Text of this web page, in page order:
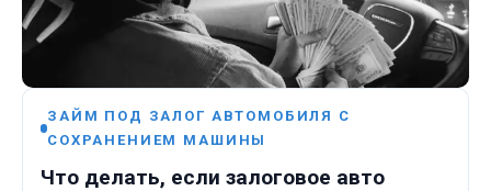
ЗАЙМ ПОД ЗАЛОГ АВТОМОБИЛЯ С
СОХРАНЕНИЕМ МАШИНЫ
Что делать, если залоговое авто